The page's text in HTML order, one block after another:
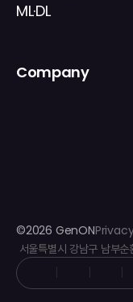
ML·DL
Company
©2026 GenON
서울특별시 강남구 남부